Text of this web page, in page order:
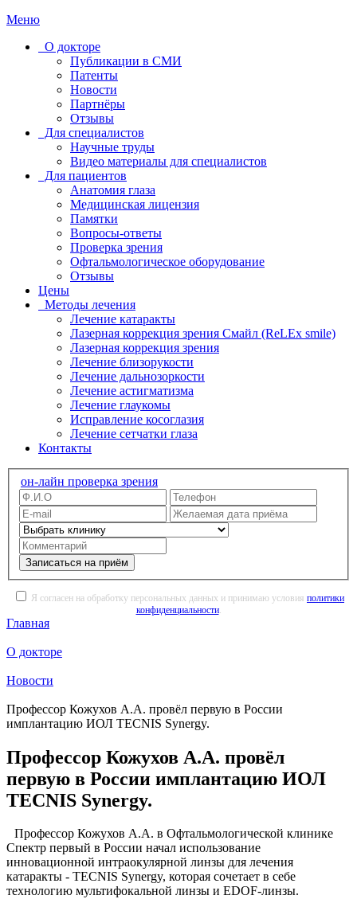
Меню
О докторе
Публикации в СМИ
Патенты
Новости
Партнёры
Отзывы
Для специалистов
Научные труды
Видео материалы для специалистов
Для пациентов
Анатомия глаза
Медицинская лицензия
Памятки
Вопросы-ответы
Проверка зрения
Офтальмологическое оборудование
Отзывы
Цены
Методы лечения
Лечение катаракты
Лазерная коррекция зрения Смайл (ReLEx smile)
Лазерная коррекция зрения
Лечение близорукости
Лечение дальнозоркости
Лечение астигматизма
Лечение глаукомы
Исправление косоглазия
Лечение сетчатки глаза
Контакты
он-лайн проверка зрения
Записаться на приём
Я согласен на обработку персональных данных и принимаю условия политики
конфиденциальности.
Главная
О докторе
Новости
Профессор Кожухов А.А. провёл первую в России
имплантацию ИОЛ TECNIS Synergy.
Профессор Кожухов А.А. провёл
первую в России имплантацию ИОЛ
TECNIS Synergy.
Профессор Кожухов А.А. в Офтальмологической клинике
Спектр первый в России начал использование
инновационной интраокулярной линзы для лечения
катаракты - TECNIS Synergy, которая сочетает в себе
технологию мультифокальной линзы и EDOF-линзы.